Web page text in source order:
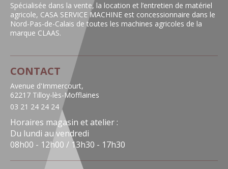
Spécialisée dans la vente, la location et l’entretien de matériel
agricole, CASA SERVICE MACHINE est concessionnaire dans le
Nord-Pas-de-Calais de toutes les machines agricoles de la
marque CLAAS.
CONTACT
Avenue d'Immercourt,
62217 Tilloy-lès-Mofflaines
03 21 24 24 24
Horaires magasin et atelier :
Du lundi au vendredi
08h00 - 12h00 / 13h30 - 17h30